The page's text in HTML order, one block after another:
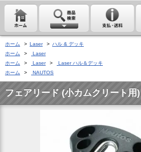
ホーム > Laser > ハル & デッキ
ホーム
>
Laser
ホーム
> Laser >
Laser ハル＆デッキ
ホーム
> NAUTOS
フェアリード (小カムクリート用